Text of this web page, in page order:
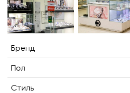
Бренд
Пол
Стиль